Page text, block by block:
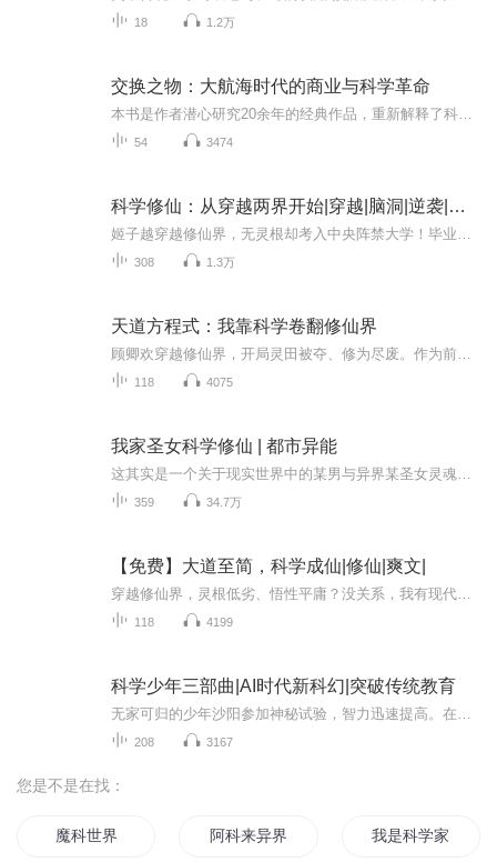
18 1.2万
交换之物：大航海时代的商业与科学革命
54 3474
科学修仙：从穿越两界开始|穿越|脑洞|逆袭|幻想修仙|仙侠
308 1.3万
天道方程式：我靠科学卷翻修仙界
118 4075
我家圣女科学修仙 | 都市异能
359 34.7万
【免费】大道至简，科学成仙|修仙|爽文|
118 4199
科学少年三部曲|AI时代新科幻|突破传统教育
208 3167
您是不是在找：
魔科世界 阿科来异界 我是科学家